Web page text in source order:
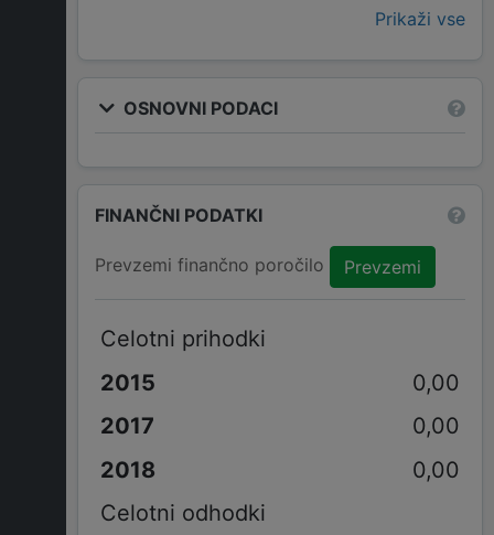
Prikaži vse
OSNOVNI PODACI
FINANČNI PODATKI
Prevzemi finančno poročilo Prevzemi
Celotni prihodki
0,00
0,00
0,00
Celotni odhodki